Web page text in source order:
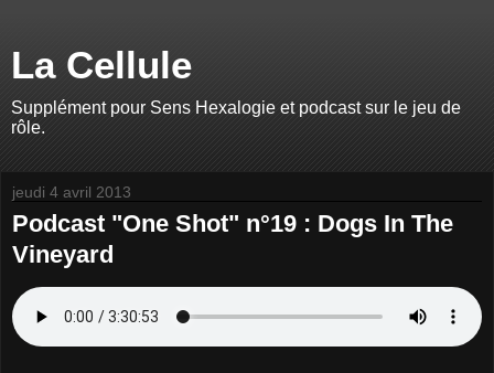
La Cellule
Supplément pour Sens Hexalogie et podcast sur le jeu de
rôle.
jeudi 4 avril 2013
Podcast "One Shot" n°19 : Dogs In The
Vineyard